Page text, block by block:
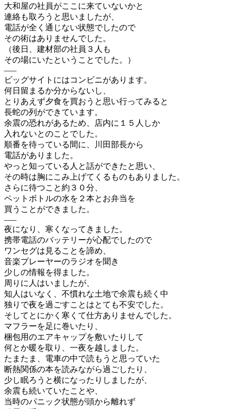
大和屋の社員がここに来ていないかと
連絡も取ろうと思いましたが、
電話が全く通じない状態でしたので
その術はありませんでした。
（後日、建材部の社員３人も
その場にいたということでした。）
—–
ビッグサイトにはコンビニがあります。
何日留まるか分からないし、
とりあえず夕食を買おうと思い行ってみると
長蛇の列ができています。
余震の恐れがあるため、店内に１５人しか
入れないとのことでした。
順番を待っている間に、川田部長から
電話がありました。
やっと知っている人と話ができたと思い、
その時は胸にこみ上げてくるものもありました。
さらに待つこと約３０分、
ペットボトルの水を２本とお弁当を
買うことができました。
—–
夜になり、寒くなってきました。
携帯電話のバッテリーが心配でしたので
ワンセグは見ることを諦め、
音楽プレーヤーのラジオを聞き
少しの情報を得ました。
周りに人はいましたが、
知人はいなく、不慣れな土地で余震も続く中
独りで夜を過ごすことはとても不安でした。
そしてとにかく寒くて仕方ありませんでした。
マフラーを足に巻いたり、
梱包用のエアキャップを敷いたりして
何とか暖を取り、一夜を越しました。
たまたま、電車の中で読もうと思っていた
断熱関係の本を読みながら過ごしたり、
少し眠ろうと横になったりしましたが、
余震も続いていたことや、
当時のパニック状態が頭から離れず